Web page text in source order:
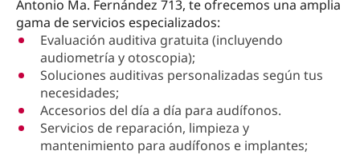
Antonio Ma. Fernández 713, te ofrecemos una amplia
gama de servicios especializados:
Evaluación auditiva gratuita (incluyendo
audiometría y otoscopia);
Soluciones auditivas personalizadas según tus
necesidades;
Accesorios del día a día para audífonos.
Servicios de reparación, limpieza y
mantenimiento para audífonos e implantes;